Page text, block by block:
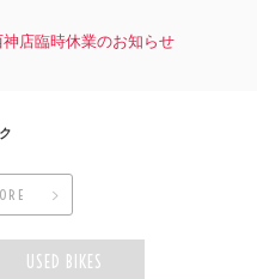
神店臨時休業のお知らせ
USED BIKES